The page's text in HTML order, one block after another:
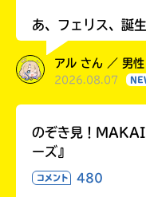
あ、フェリス、誕
アル さん ／ 男
2026.08.07
のぞき見！MAKAI
ーズ』
コメント 480